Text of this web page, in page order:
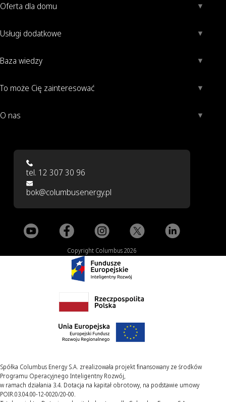
Oferta dla domu
Usługi dodatkowe
Baza wiedzy
To może Cię zainteresować
O nas
tel. 12 307 30 96
bok@columbusenergy.pl
Copyright Columbus 2026
Spółka Columbus Energy S.A. zrealizowała projekt finansowany ze środków
Programu Operacyjnego Inteligentny Rozwój,
w ramach działania 3.4. Dotacja na kapitał obrotowy, na podstawie umowy
POIR.03.04.00-12-0020/20-00.